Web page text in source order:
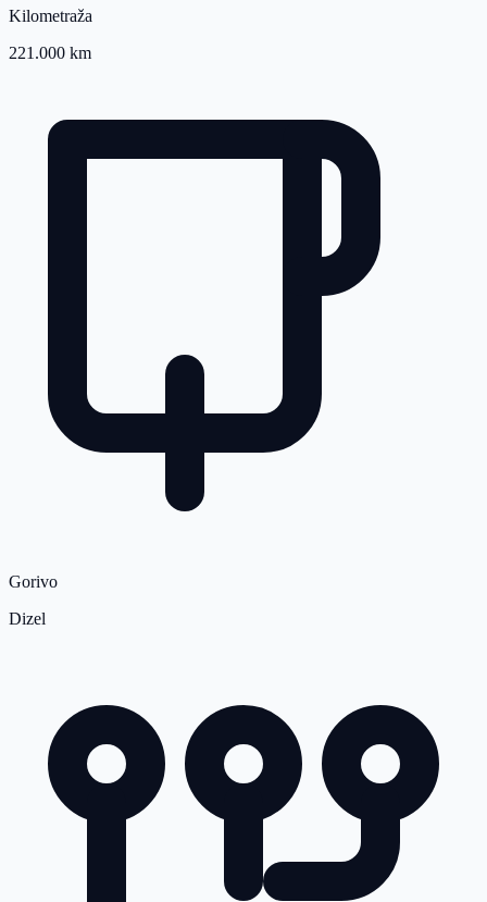
Kilometraža
221.000 km
Gorivo
Dizel